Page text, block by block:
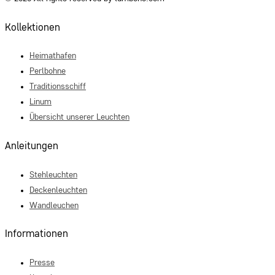
Kollektionen
Heimathafen
Perlbohne
Traditionsschiff
Linum
Übersicht unserer Leuchten
Anleitungen
Stehleuchten
Deckenleuchten
Wandleuchen
Informationen
Presse